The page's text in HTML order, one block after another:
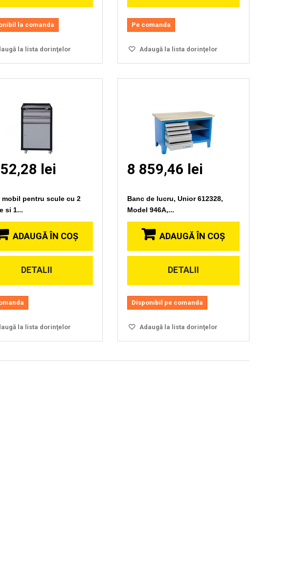
la comanda
la lista dorinţelor
Pe comanda
Adaugă la lista dorinţelor
lei
mobil pentru scule cu 2
si 1...
ADAUGĂ ÎN COŞ
DETALII
la lista dorinţelor
8 859,46 lei
Banc de lucru, Unior 612328,
Model 946A,...
ADAUGĂ ÎN COŞ
DETALII
Disponibil pe comanda
Adaugă la lista dorinţelor